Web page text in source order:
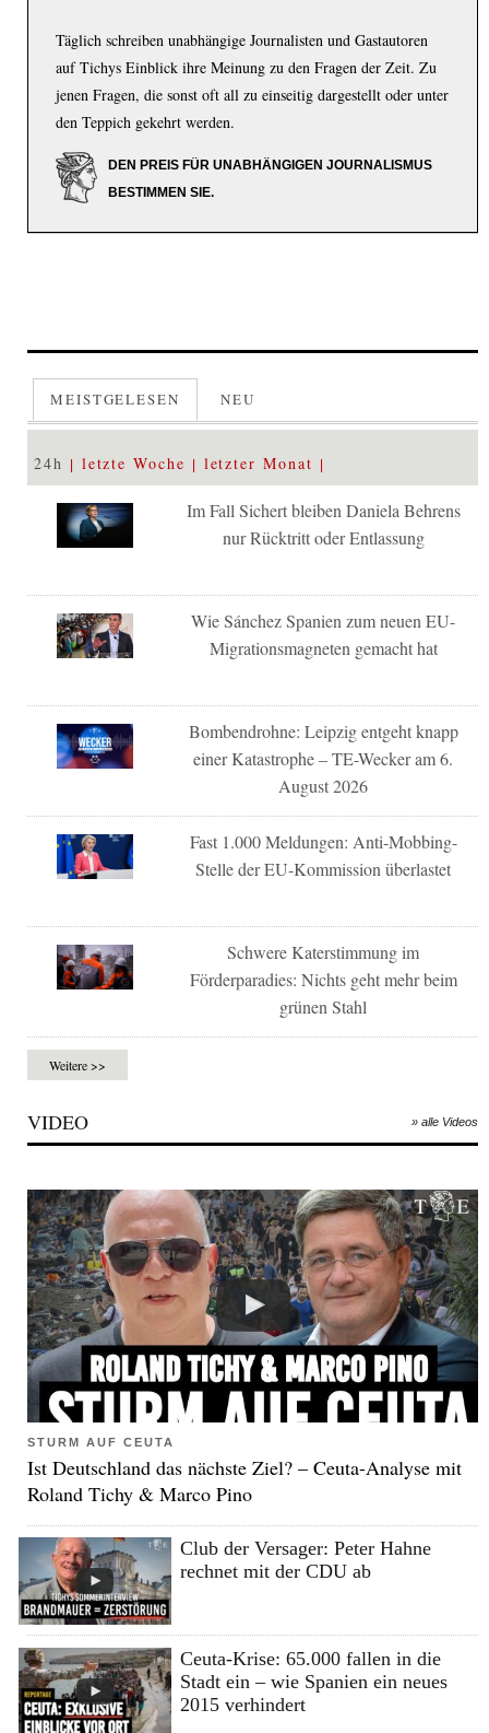
Täglich schreiben unabhängige Journalisten und Gastautoren
auf Tichys Einblick ihre Meinung zu den Fragen der Zeit. Zu
jenen Fragen, die sonst oft all zu einseitig dargestellt oder unter
den Teppich gekehrt werden.
DEN PREIS FÜR UNABHÄNGIGEN JOURNALISMUS
BESTIMMEN SIE.
MEISTGELESEN NEU
24h letzte Woche letzter Monat
Im Fall Sichert bleiben Daniela Behrens
nur Rücktritt oder Entlassung
Wie Sánchez Spanien zum neuen EU-
Migrationsmagneten gemacht hat
Bombendrohne: Leipzig entgeht knapp
einer Katastrophe – TE-Wecker am 6.
August 2026
Fast 1.000 Meldungen: Anti-Mobbing-
Stelle der EU-Kommission überlastet
Schwere Katerstimmung im
Förderparadies: Nichts geht mehr beim
grünen Stahl
Weitere >>
VIDEO » alle Videos
STURM AUF CEUTA
Ist Deutschland das nächste Ziel? – Ceuta-Analyse mit
Roland Tichy & Marco Pino
Club der Versager: Peter Hahne
rechnet mit der CDU ab
Ceuta-Krise: 65.000 fallen in die
Stadt ein – wie Spanien ein neues
2015 verhindert